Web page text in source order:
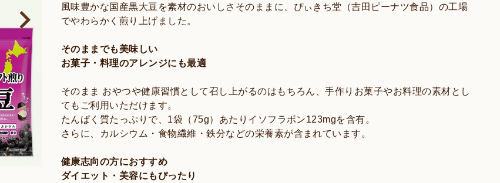
風味豊かな国産黒大豆を素材のおいしさそのままに、ぴぃきち堂（吉田ピーナツ食品）の工場
でやわらかく煎り上げました。
そのままでも美味しい
お菓子・料理のアレンジにも最適
そのまま おやつや健康習慣として召し上がるのはもちろん、手作りお菓子やお料理の素材とし
てもご利用いただけます。
たんぱく質たっぷりで、1袋（75g）あたりイソフラボン123mgを含有。
さらに、カルシウム・食物繊維・鉄分などの栄養素が含まれています。
健康志向の方におすすめ
ダイエット・美容にもぴったり